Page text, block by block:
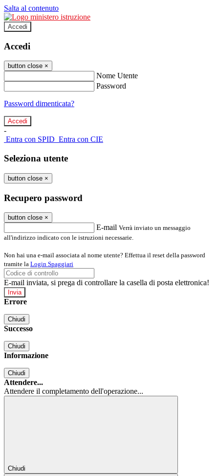
Salta al contenuto
Accedi
Accedi
button close ×
Nome Utente
Password
Password dimenticata?
-
Entra con SPID Entra con CIE
Seleziona utente
button close ×
Recupero password
button close ×
E-mail Verrà inviato un messaggio
all'indirizzo indicato con le istruzioni necessarie.
Non hai una e-mail associata al nome utente? Effettua il reset della password
tramite la Login Spaggiari
E-mail inviata, si prega di controllare la casella di posta elettronica!
Errore
Chiudi
Successo
Chiudi
Informazione
Chiudi
Attendere...
Attendere il completamento dell'operazione...
Chiudi